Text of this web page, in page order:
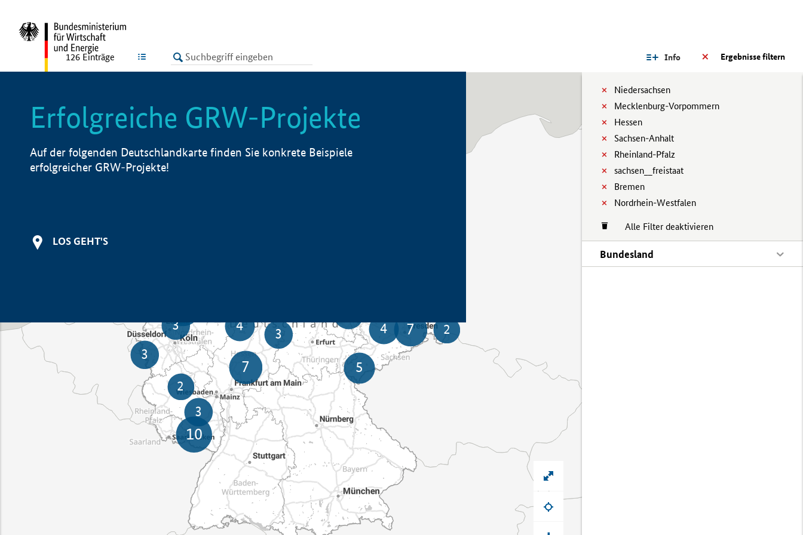
LISTE Ergebnisse filtern
Info
Niedersachsen
Mecklenburg-Vorpommern
Hessen
Sachsen-Anhalt
Rheinland-Pfalz
sachsen__freistaat
Bremen
Nordrhein-Westfalen
Alle Filter deaktivieren
Bundesland
126 Einträge
Erfolgreiche GRW-Projekte
Auf der folgenden Deutschlandkarte finden Sie konkrete Beispiele
erfolgreicher GRW-Projekte!
LOS GEHT'S